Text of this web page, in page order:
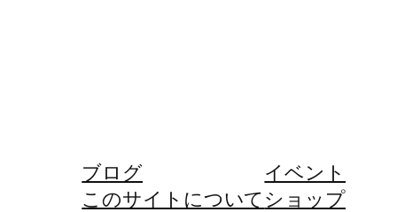
ブログ
このサイトについて
イベント
ショップ